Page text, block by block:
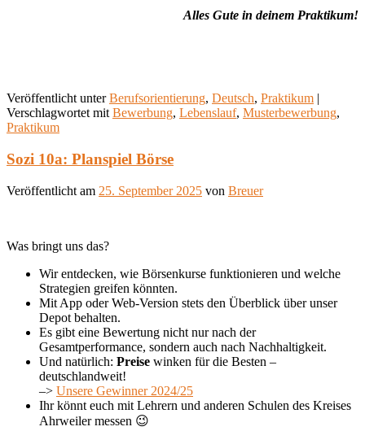
Alles Gute in deinem Praktikum!
Veröffentlicht unter Berufsorientierung, Deutsch, Praktikum |
Verschlagwortet mit Bewerbung, Lebenslauf, Musterbewerbung,
Praktikum
Sozi 10a: Planspiel Börse
Veröffentlicht am 25. September 2025 von Breuer
Was bringt uns das?
Wir entdecken, wie Börsenkurse funktionieren und welche
Strategien greifen könnten.
Mit App oder Web-Version stets den Überblick über unser
Depot behalten.
Es gibt eine Bewertung nicht nur nach der
Gesamtperformance, sondern auch nach Nachhaltigkeit.
Und natürlich: Preise winken für die Besten –
deutschlandweit!
–> Unsere Gewinner 2024/25
Ihr könnt euch mit Lehrern und anderen Schulen des Kreises
Ahrweiler messen 😉